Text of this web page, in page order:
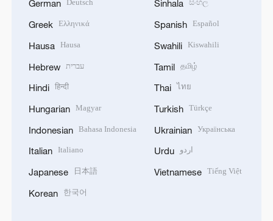
German
Greek Ελληνικά
Hausa Hausa
Hebrew עברית
Hindi हिन्दी
Hungarian Magyar
Indonesian Bahasa Indonesia
Italian Italiano
Japanese 日本語
Korean 한국어
Sinhala
Spanish Español
Swahili Kiswahili
Tamil தமிழ்
Thai ไทย
Turkish Türkçe
Ukrainian Українська
Urdu اردو
Vietnamese Tiếng Việt